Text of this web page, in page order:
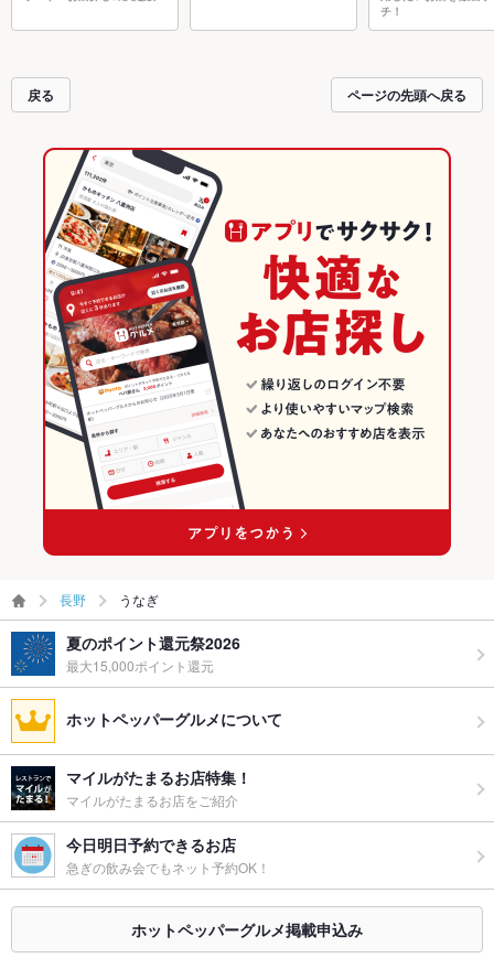
チ！
戻る ページの先頭へ戻る
長野 うなぎ
夏のポイント還元祭2026
最大15,000ポイント還元
ホットペッパーグルメについて
マイルがたまるお店特集！
マイルがたまるお店をご紹介
今日明日予約できるお店
急ぎの飲み会でもネット予約OK！
ホットペッパーグルメ掲載申込み